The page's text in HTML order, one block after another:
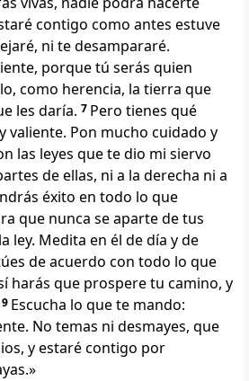
contigo como antes estuve
ni te desampararé.
porque tú serás quien
como herencia, la tierra que
les daría. 7 Pero tienes qué
valiente. Pon mucho cuidado y
las leyes que te dio mi siervo
de ellas, ni a la derecha ni a
éxito en todo lo que
que nunca se aparte de tus
ley. Medita en él de día y de
de acuerdo con todo lo que
harás que prospere tu camino, y
9 Escucha lo que te mando:
No temas ni desmayes, que
y estaré contigo por